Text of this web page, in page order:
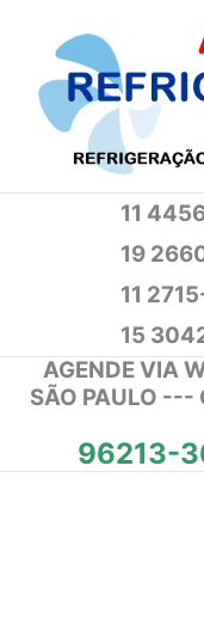
conteúdo
11
19
11
15
AGENDE VIA
SÃO PAULO ---
96213-